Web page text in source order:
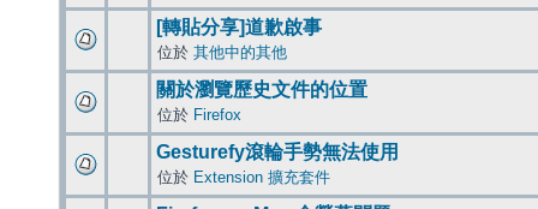
[轉貼分享]道歉啟事
位於 其他中的其他
關於瀏覽歷史文件的位置
位於 Firefox
Gesturefy滾輪手勢無法使用
位於 Extension 擴充套件